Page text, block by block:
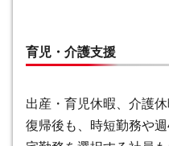
育児・介護支援
出産・育児休暇、介護
復帰後も、時短勤務や